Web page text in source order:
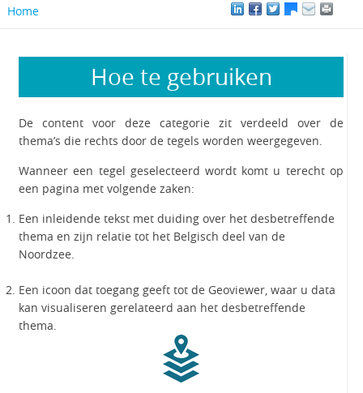
Home
Hoe te gebruiken
De content voor deze categorie zit verdeeld over de
thema’s die rechts door de tegels worden weergegeven.
Wanneer een tegel geselecteerd wordt komt u terecht op
een pagina met volgende zaken:
Een inleidende tekst met duiding over het desbetreffende
thema en zijn relatie tot het Belgisch deel van de
Noordzee.
Een icoon dat toegang geeft tot de Geoviewer, waar u data
kan visualiseren gerelateerd aan het desbetreffende
thema.